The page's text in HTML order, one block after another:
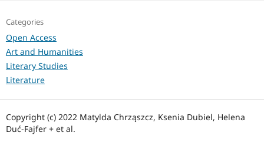
Categories
Open Access
Art and Humanities
Literary Studies
Literature
Copyright (c) 2022 Matylda Chrząszcz, Ksenia Dubiel, Helena
Duć-Fajfer + et al.